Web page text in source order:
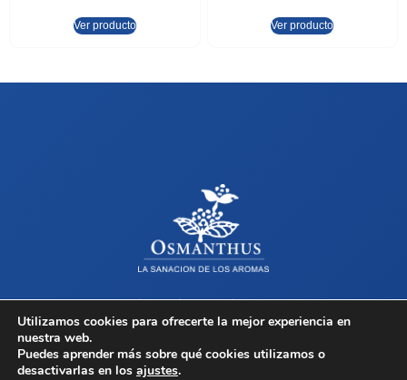
Ver producto Ver producto
Copyright © 2026 Osmanthus, Todos los derechos reservados.
Utilizamos cookies para ofrecerte la mejor experiencia en
nuestra web.
Puedes aprender más sobre qué cookies utilizamos o
desactivarlas en los ajustes.